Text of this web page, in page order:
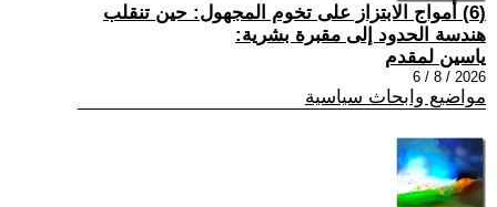
(6) أمواج الابتزاز على تخوم المجهول: حين تنقلب
هندسة الحدود إلى مقبرة بشرية:
ياسين لمقدم
2026 / 8 / 6
مواضيع وابحاث سياسية